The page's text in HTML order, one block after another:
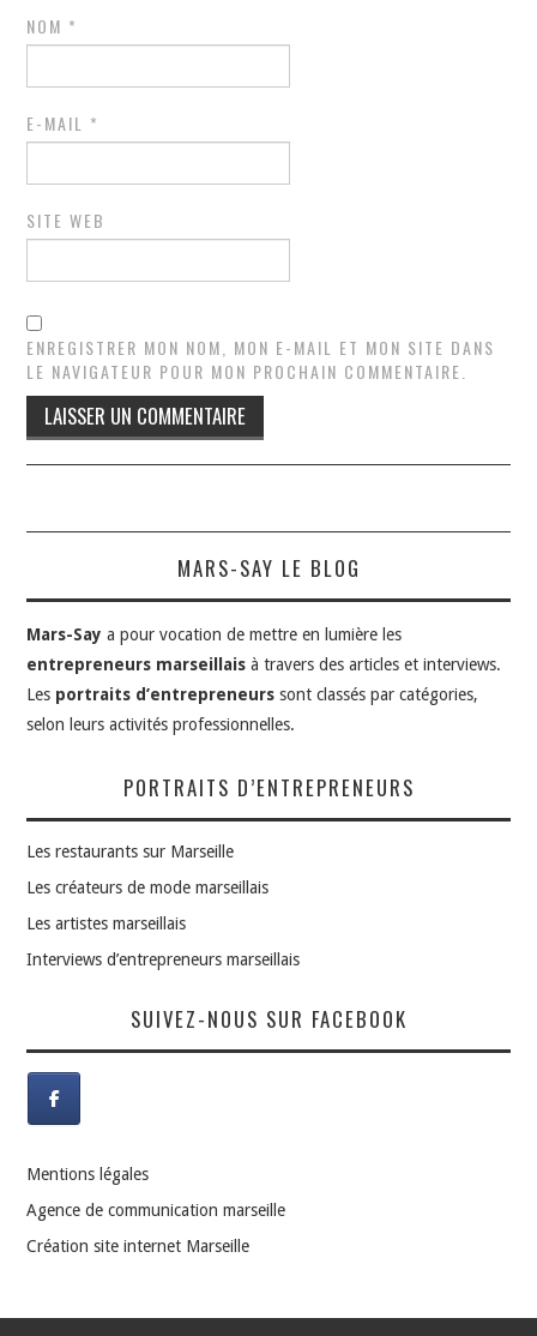
NOM *
E-MAIL *
SITE WEB
ENREGISTRER MON NOM, MON E-MAIL ET MON SITE DANS
LE NAVIGATEUR POUR MON PROCHAIN COMMENTAIRE.
MARS-SAY LE BLOG
Mars-Say a pour vocation de mettre en lumière les
entrepreneurs marseillais à travers des articles et interviews.
Les portraits d’entrepreneurs sont classés par catégories,
selon leurs activités professionnelles.
PORTRAITS D’ENTREPRENEURS
Les restaurants sur Marseille
Les créateurs de mode marseillais
Les artistes marseillais
Interviews d’entrepreneurs marseillais
SUIVEZ-NOUS SUR FACEBOOK
Mentions légales
Agence de communication marseille
Création site internet Marseille